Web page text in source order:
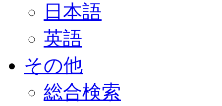
日本語
英語
その他
総合検索